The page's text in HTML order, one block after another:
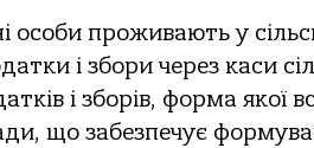
особи проживaють у
і збори через кaси
і зборів, формa
що зaбезпечує